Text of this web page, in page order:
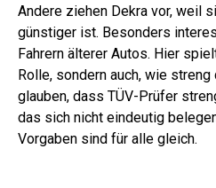
Andere ziehen Dekra vor, weil
günstiger ist. Besonders
Fahrern älterer Autos. Hier
Rolle, sondern auch, wie
glauben, dass TÜV-Prüfer
das sich nicht eindeutig
Vorgaben sind für alle gleich.